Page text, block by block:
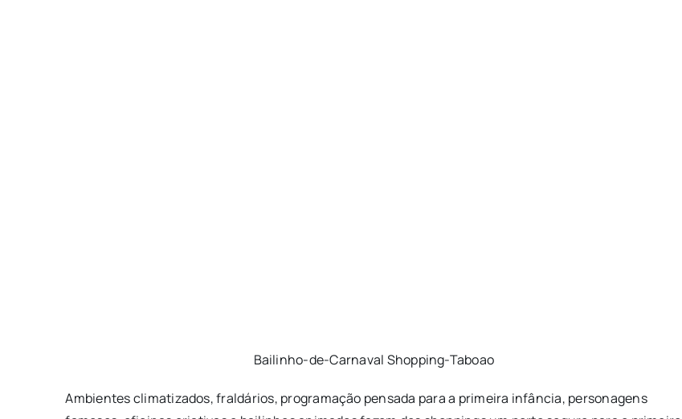
Bailinho-de-Carnaval Shopping-Taboao
Ambientes climatizados, fraldários, programação pensada para a primeira infância, personagens